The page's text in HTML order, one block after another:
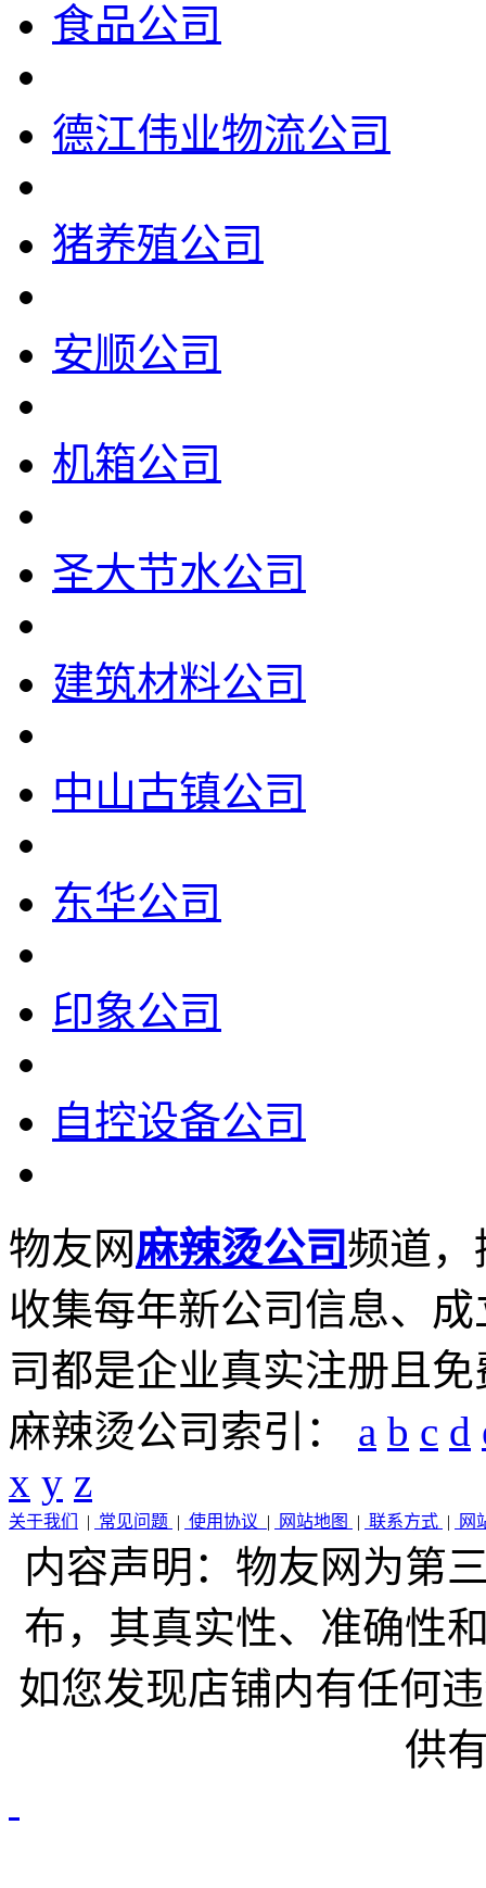
食品公司
德江伟业物流公司
猪养殖公司
安顺公司
机箱公司
圣大节水公司
建筑材料公司
中山古镇公司
东华公司
印象公司
自控设备公司
物友网麻辣烫公司频道，
收集每年新公司信息、
司都是企业真实注册且
麻辣烫公司索引： a b c d
x y z
关于我们 | 常见问题 | 使用协议 | 网站地图 | 联系方式 | 网
内容声明：物友网为第
布，其真实性、准确性
如您发现店铺内有任何
供